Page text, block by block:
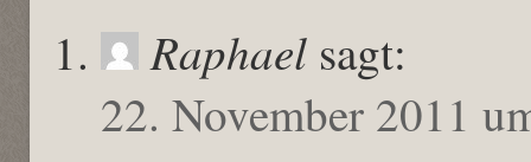
Raphael sagt:
22. November 2011